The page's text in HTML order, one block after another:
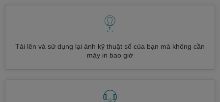
Tải lên và sử dụng lại ảnh kỹ thuật số của bạn mà không cần
máy in bao giờ